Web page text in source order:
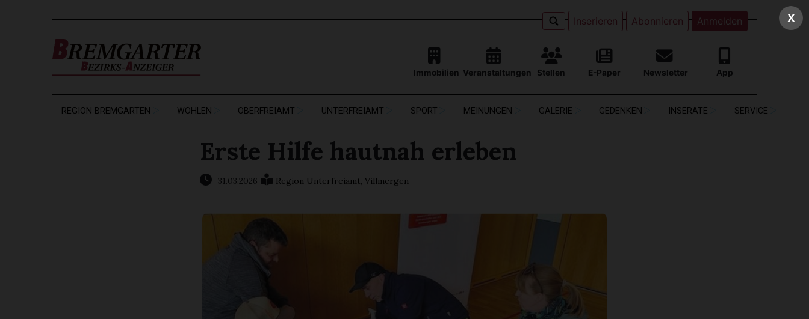
Inserieren Abonnieren Anmelden
Immobilien Veranstaltungen Stellen E-Paper Newsletter App
REGION BREMGARTEN WOHLEN OBERFREIAMT UNTERFREIAMT SPORT MEINUNGEN GALERIE GEDENKEN INSERATE SERVICE
Erste Hilfe hautnah erleben
31.03.2026 Region Unterfreiamt, Villmergen
X